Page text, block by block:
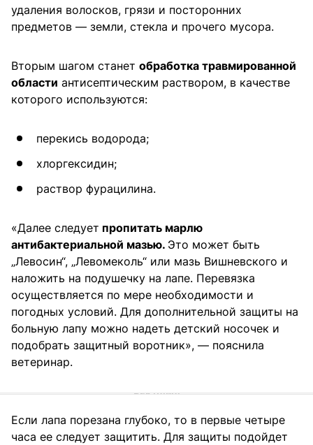
удаления волосков, грязи и посторонних
предметов — земли, стекла и прочего мусора.
Вторым шагом станет обработка травмированной
области антисептическим раствором, в качестве
которого используются:
перекись водорода;
хлоргексидин;
раствор фурацилина.
«Далее следует пропитать марлю
антибактериальной мазью. Это может быть
„Левосин“, „Левомеколь“ или мазь Вишневского и
наложить на подушечку на лапе. Перевязка
осуществляется по мере необходимости и
погодных условий. Для дополнительной защиты на
больную лапу можно надеть детский носочек и
подобрать защитный воротник», — пояснила
ветеринар.
Если лапа порезана глубоко, то в первые четыре
часа ее следует защитить. Для защиты подойдет